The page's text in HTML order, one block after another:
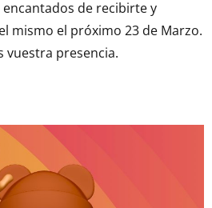
de recibirte y
mismo el próximo 23 de Marzo.
vuestra presencia.